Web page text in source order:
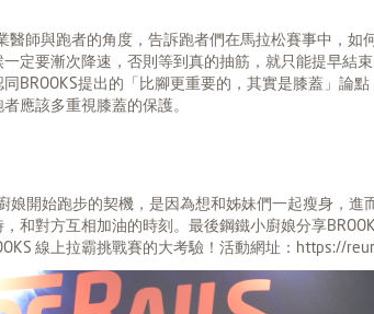
醫師與跑者的角度，告訴跑者們在馬拉松賽事中，如
定要漸次降速，否則等到真的抽筋，就只能提早結
BROOKS提出的「比腳更重要的，其實是膝蓋」論
應該多重視膝蓋的保護。
開始跑步的契機，是因為想和姊妹們一起瘦身，進
和對方互相加油的時刻。最後鋼鐵小廚娘分享
線上拉霸挑戰賽的大考驗！活動網址： https://